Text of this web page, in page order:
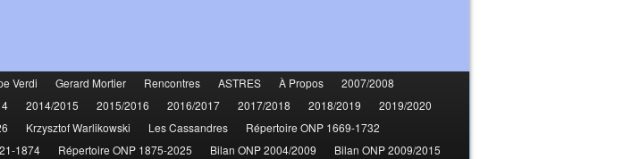
Verdi Gerard Mortier Rencontres ASTRES À Propos
2007/2008
2014/2015 2015/2016 2016/2017 2017/2018 2018/2019
2019/2020
Krzysztof Warlikowski Les Cassandres
Répertoire ONP 1669-1732
1874 Répertoire ONP 1875-2025 Bilan ONP 2004/2009
Bilan ONP 2009/2015